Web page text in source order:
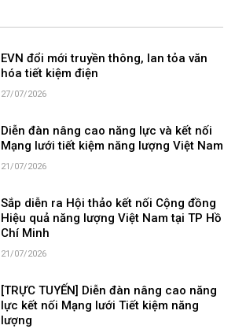
EVN đổi mới truyền thông, lan tỏa văn
hóa tiết kiệm điện
27/07/2026
Diễn đàn nâng cao năng lực và kết nối
Mạng lưới tiết kiệm năng lượng Việt Nam
21/07/2026
Sắp diễn ra Hội thảo kết nối Cộng đồng
Hiệu quả năng lượng Việt Nam tại TP Hồ
Chí Minh
21/07/2026
[TRỰC TUYẾN] Diễn đàn nâng cao năng
lực kết nối Mạng lưới Tiết kiệm năng
lượng